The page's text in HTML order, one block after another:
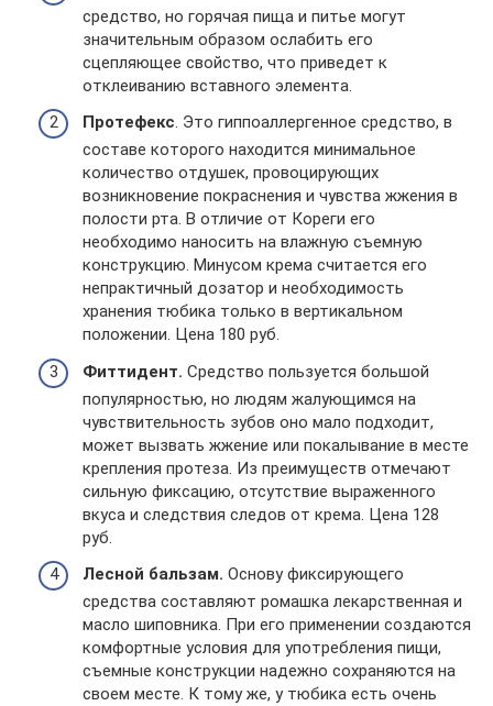
средство, но горячая пища и питье могут
значительным образом ослабить его
сцепляющее свойство, что приведет к
отклеиванию вставного элемента.
Протефекс. Это гиппоаллергенное средство, в
составе которого находится минимальное
количество отдушек, провоцирующих
возникновение покраснения и чувства жжения в
полости рта. В отличие от Кореги его
необходимо наносить на влажную съемную
конструкцию. Минусом крема считается его
непрактичный дозатор и необходимость
хранения тюбика только в вертикальном
положении. Цена 180 руб.
Фиттидент. Средство пользуется большой
популярностью, но людям жалующимся на
чувствительность зубов оно мало подходит,
может вызвать жжение или покалывание в месте
крепления протеза. Из преимуществ отмечают
сильную фиксацию, отсутствие выраженного
вкуса и следствия следов от крема. Цена 128
руб.
Лесной бальзам. Основу фиксирующего
средства составляют ромашка лекарственная и
масло шиповника. При его применении создаются
комфортные условия для употребления пищи,
съемные конструкции надежно сохраняются на
своем месте. К тому же, у тюбика есть очень